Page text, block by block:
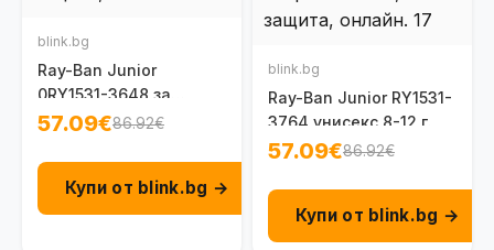
blink.bg
Ray-Ban Junior
0RY1531-3648 за
момиче 8-12 г.
57.09€86.92€
Купи от blink.bg →
blink.bg
Ray-Ban Junior RY1531-
3764 унисекс 8-12 г.
57.09€86.92€
Купи от blink.bg →